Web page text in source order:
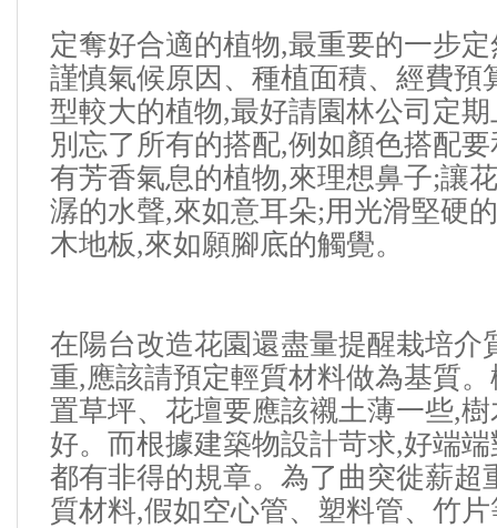
定奪好合適的植物,最重要的一步
謹慎氣候原因、種植面積、經費預
型較大的植物,最好請園林公司定
別忘了所有的搭配,例如顏色搭配
有芳香氣息的植物,來理想鼻子;讓
潺的水聲,來如意耳朵;用光滑堅硬
木地板,來如願腳底的觸覺。
在陽台改造花園還盡量提醒栽培介
重,應該請預定輕質材料做為基質。
置草坪、花壇要應該襯土薄一些,樹
好。 而根據建築物設計苛求,好端
都有非得的規章。 為了曲突徙薪超
質材料,假如空心管、塑料管、竹